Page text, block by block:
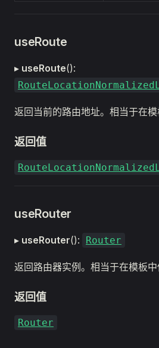
useRoute
▸ useRoute():
返回当前的路由地址。相当于在模
返回值
useRouter
▸ useRouter(): Router
返回路由器实例。相当于在模板中
返回值
Router